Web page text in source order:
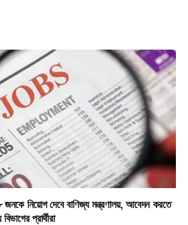
জনকে নিয়োগ দেবে বাণিজ্য মন্ত্রণালয়, আবেদন করতে
প্রার্থীরা